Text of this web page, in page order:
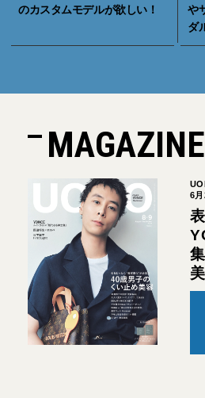
のカスタムモデルが欲しい！
や
ダ
MAGAZINE
6